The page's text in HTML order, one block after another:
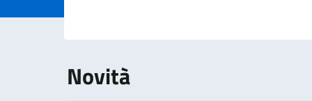
Dettagli della
Novità